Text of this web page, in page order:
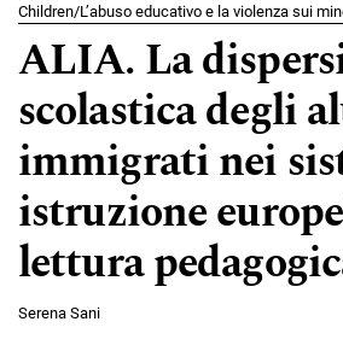
Children/L’abuso educativo e la violenza sui
ALIA. La
scolastica degli
immigrati nei
istruzione
lettura
Serena Sani